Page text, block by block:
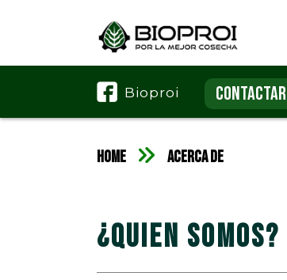
Bioproi CONTACTAR
HOME Acerca de
¿Quien Somos?